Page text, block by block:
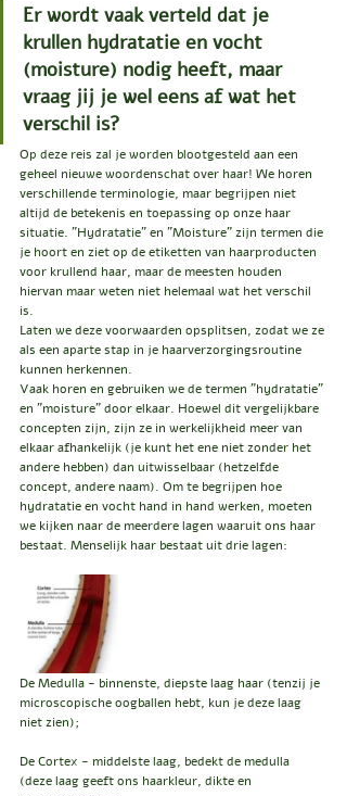
Er wordt vaak verteld dat je
krullen hydratatie en vocht
(moisture) nodig heeft, maar
vraag jij je wel eens af wat het
verschil is?
Op deze reis zal je worden blootgesteld aan een
geheel nieuwe woordenschat over haar! We horen
verschillende terminologie, maar begrijpen niet
altijd de betekenis en toepassing op onze haar
situatie. "Hydratatie" en "Moisture" zijn termen die
je hoort en ziet op de etiketten van haarproducten
voor krullend haar, maar de meesten houden
hiervan maar weten niet helemaal wat het verschil
is.
Laten we deze voorwaarden opsplitsen, zodat we ze
als een aparte stap in je haarverzorgingsroutine
kunnen herkennen.
Vaak horen en gebruiken we de termen "hydratatie"
en "moisture" door elkaar. Hoewel dit vergelijkbare
concepten zijn, zijn ze in werkelijkheid meer van
elkaar afhankelijk (je kunt het ene niet zonder het
andere hebben) dan uitwisselbaar (hetzelfde
concept, andere naam). Om te begrijpen hoe
hydratatie en vocht hand in hand werken, moeten
we kijken naar de meerdere lagen waaruit ons haar
bestaat. Menselijk haar bestaat uit drie lagen:
De Medulla - binnenste, diepste laag haar (tenzij je
microscopische oogballen hebt, kun je deze laag
niet zien);
De Cortex - middelste laag, bedekt de medulla
(deze laag geeft ons haarkleur, dikte en